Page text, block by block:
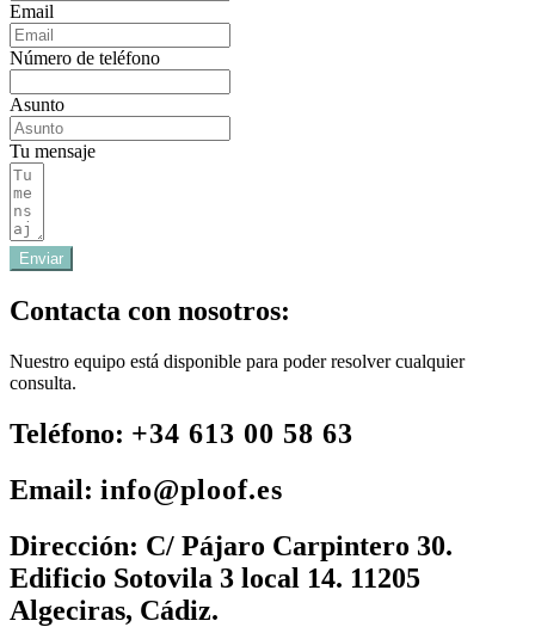
Email
Número de teléfono
Asunto
Tu mensaje
Enviar
Contacta con nosotros:
Nuestro equipo está disponible para poder resolver cualquier
consulta.
Teléfono: +34 613 00 58 63
Email: info@ploof.es
Dirección: C/ Pájaro Carpintero 30.
Edificio Sotovila 3 local 14. 11205
Algeciras, Cádiz.